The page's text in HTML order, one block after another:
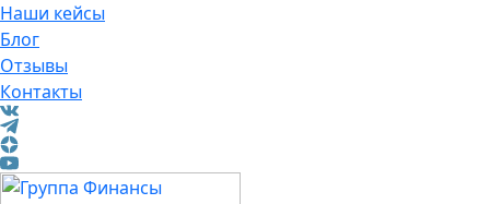
Наши кейсы
Блог
Отзывы
Контакты